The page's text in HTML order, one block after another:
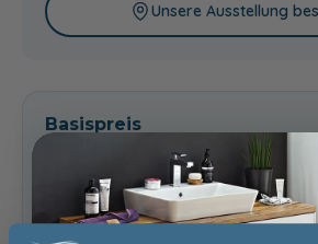
Nachbildung
Unsere Ausstellung
Basispreis
keine Optionen mit Aufpreis ausgewählt
Gesamtpreis